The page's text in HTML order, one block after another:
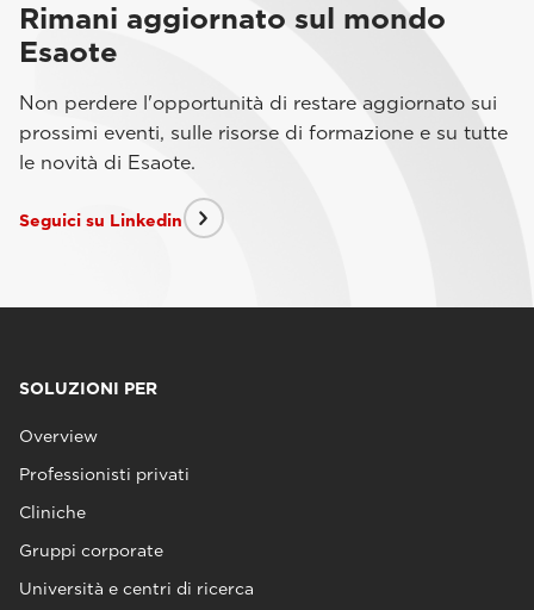
Rimani aggiornato sul mondo
Esaote
Non perdere l'opportunità di restare aggiornato sui
prossimi eventi, sulle risorse di formazione e su tutte
le novità di Esaote.
Seguici su Linkedin
SOLUZIONI PER
Overview
Professionisti privati
Cliniche
Gruppi corporate
Università e centri di ricerca